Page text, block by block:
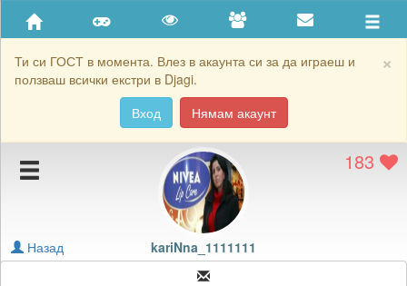
×
Ти си ГОСТ в момента. Влез в акаунта си за да играеш и
ползваш всички екстри в Djagi.
Вход
Нямам акаунт
Приятели
Хронология на игри
Подаръците на kariNna_1111111
Картичките на kariNna_1111111
Блокирай kariNna_1111111
183
kariNna_1111111
Назад